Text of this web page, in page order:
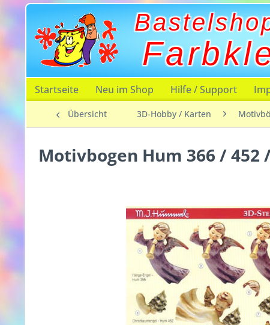
Startseite Neu im Shop Hilfe / Support
Übersicht 3D-Hobby / Karten
Motivbogen Hum 366 / 452